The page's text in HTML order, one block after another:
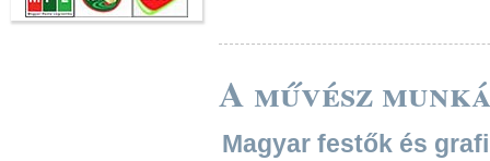
A művész
Magyar festők és